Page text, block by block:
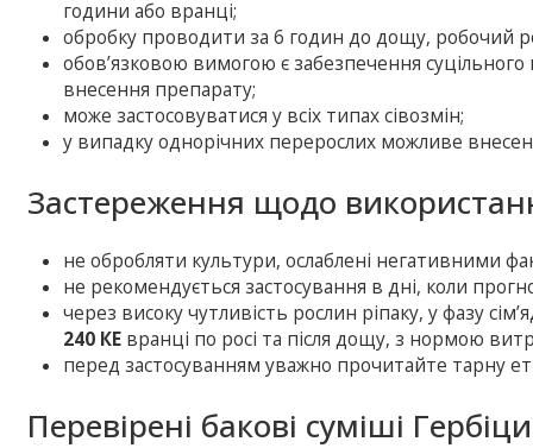
години або вранці;
обробку проводити за 6 годин до дощу, робочий
обов’язковою вимогою є забезпечення
внесення препарату;
може застосовуватися у всіх типах сівозмін;
у випадку однорічних перерослих можливе
Застереження щодо
не обробляти культури, ослаблені негативними
не рекомендується застосування в дні, коли
через високу чутливість рослин ріпаку, у фазу
240 КЕ вранці по росі та після дощу, з нормою
перед застосуванням уважно прочитайте тарну
Перевірені бакові суміші